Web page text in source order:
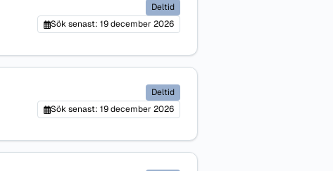
Deltid
Sök senast: 19 december 2026
Deltid
Sök senast: 19 december 2026